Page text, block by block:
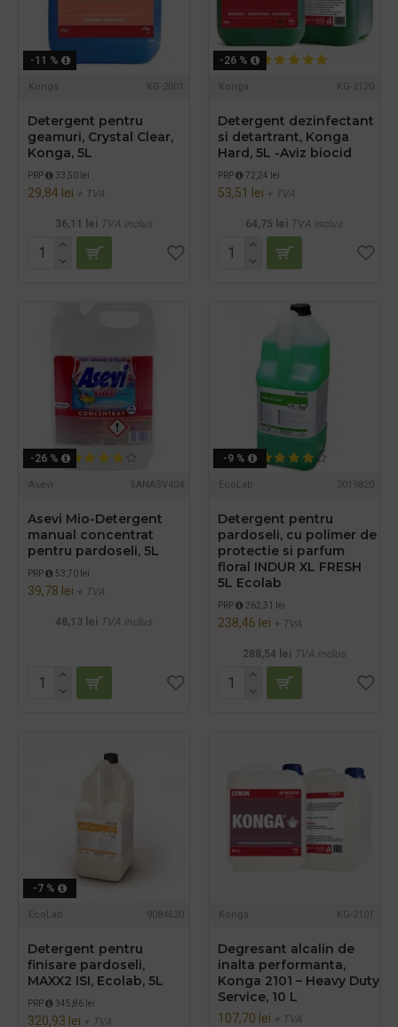
-11 %
Konga KG-2001
Detergent pentru
geamuri, Crystal Clear,
Konga, 5L
PRP 33,50 lei
29,84 lei + TVA
36,11 lei TVA inclus
-26 %
Konga KG-2120
Detergent dezinfectant
si detartrant, Konga
Hard, 5L -Aviz biocid
PRP 72,24 lei
53,51 lei + TVA
64,75 lei TVA inclus
-26 %
Asevi SANASV404
Asevi Mio-Detergent
manual concentrat
pentru pardoseli, 5L
PRP 53,70 lei
39,78 lei + TVA
48,13 lei TVA inclus
-9 %
EcoLab 3019820
Detergent pentru
pardoseli, cu polimer de
protectie si parfum
floral INDUR XL FRESH
5L Ecolab
PRP 262,31 lei
238,46 lei + TVA
288,54 lei TVA inclus
-7 %
EcoLab 9084620
Detergent pentru
finisare pardoseli,
MAXX2 ISI, Ecolab, 5L
PRP 345,86 lei
320,93 lei + TVA
Konga KG-2101
Degresant alcalin de
inalta performanta,
Konga 2101 – Heavy Duty
Service, 10 L
107,70 lei + TVA